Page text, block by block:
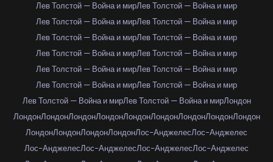
Лев Толстой — Война и мирЛев Толстой — Война и мир
Лев Толстой — Война и мирЛев Толстой — Война и мир
Лев Толстой — Война и мирЛев Толстой — Война и мир
Лев Толстой — Война и мирЛев Толстой — Война и мир
Лев Толстой — Война и мирЛев Толстой — Война и мир
Лев Толстой — Война и мирЛев Толстой — Война и мир
Лев Толстой — Война и мирЛев Толстой — Война и мирЛондон
ЛондонЛондонЛондонЛондонЛондонЛондонЛондонЛондонЛондон
ЛондонЛондонЛондонЛондонЛос-АнджелесЛос-Анджелес
Лос-АнджелесЛос-АнджелесЛос-АнджелесЛос-Анджелес